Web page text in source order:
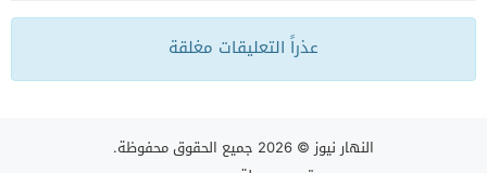
عذراً التعليقات مغلقة
النهار نيوز © 2026 جميع الحقوق محفوظة.